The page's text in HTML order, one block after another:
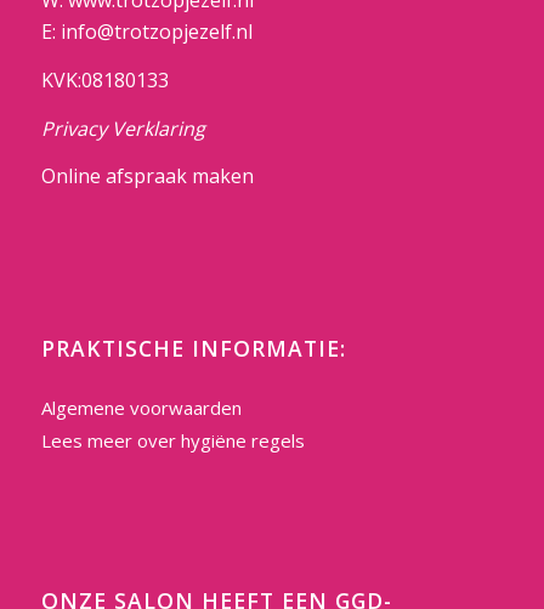
E: info@trotzopjezelf.nl
KVK:08180133
Privacy Verklaring
Online afspraak maken
PRAKTISCHE INFORMATIE:
Algemene voorwaarden
Lees meer over hygiëne regels
ONZE SALON HEEFT EEN GGD-